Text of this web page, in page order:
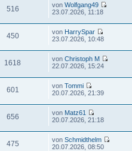
516 vonWolfgang49
23.07.2026, 11:18
450 von HarrySpar
23.07.2026, 10:48
1618 vonChristoph M
22.07.2026, 15:24
601 vonTommi
20.07.2026, 21:39
656 von Matz61
20.07.2026, 21:18
475 vonSchmidthelm
20.07.2026, 08:50